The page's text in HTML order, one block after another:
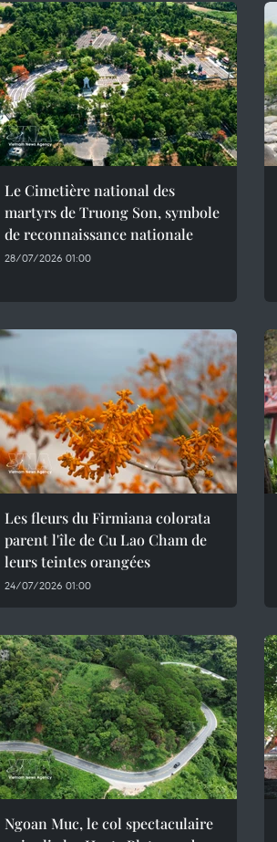
Le Cimetière national des
martyrs de Truong Son, symbole
de reconnaissance nationale
28/07/2026 01:00
Les fleurs du Firmiana colorata
parent l'île de Cu Lao Cham de
leurs teintes orangées
24/07/2026 01:00
Ngoan Muc, le col spectaculaire